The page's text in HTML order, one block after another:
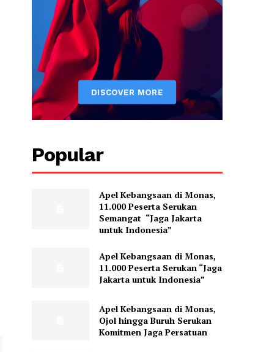
Popular
Apel Kebangsaan di Monas,
11.000 Peserta Serukan
Semangat “Jaga Jakarta
untuk Indonesia”
Apel Kebangsaan di Monas,
11.000 Peserta Serukan “Jaga
Jakarta untuk Indonesia”
Apel Kebangsaan di Monas,
Ojol hingga Buruh Serukan
Komitmen Jaga Persatuan